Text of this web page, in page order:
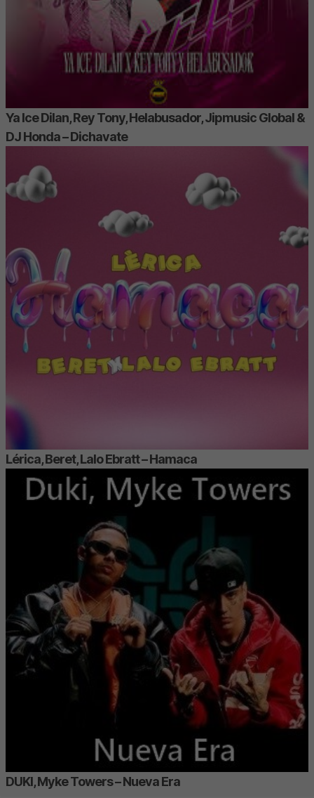
Ya Ice Dilan, Rey Tony, Helabusador, Jipmusic Global &
DJ Honda – Dichavate
Lérica, Beret, Lalo Ebratt – Hamaca
DUKI, Myke Towers – Nueva Era